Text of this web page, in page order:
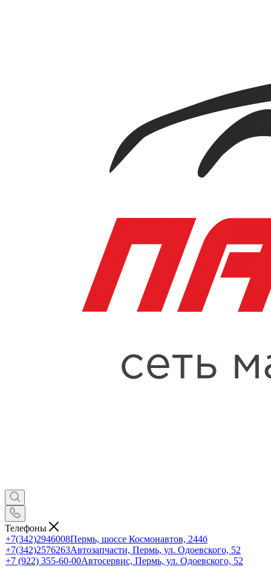
Телефоны
+7(342)2946008Пермь, шоссе Космонавтов, 244б
+7(342)2576263Автозапчасти, Пермь, ул. Одоевского, 52
+7 (922) 355-60-00Автосервис, Пермь, ул. Одоевского, 52